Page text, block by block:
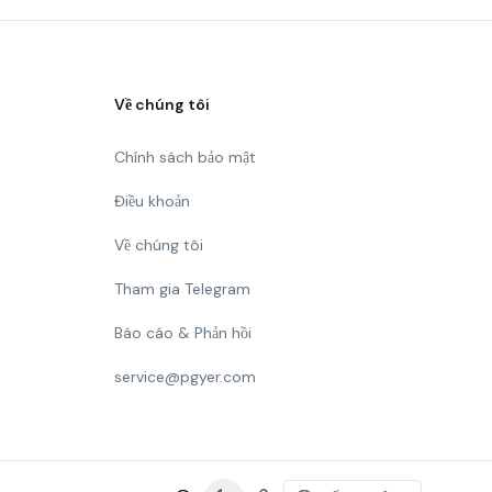
Về chúng tôi
Chính sách bảo mật
Điều khoản
Về chúng tôi
Tham gia Telegram
Báo cáo & Phản hồi
service@pgyer.com